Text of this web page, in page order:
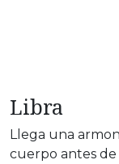
Libra
Llega una
cuerpo antes